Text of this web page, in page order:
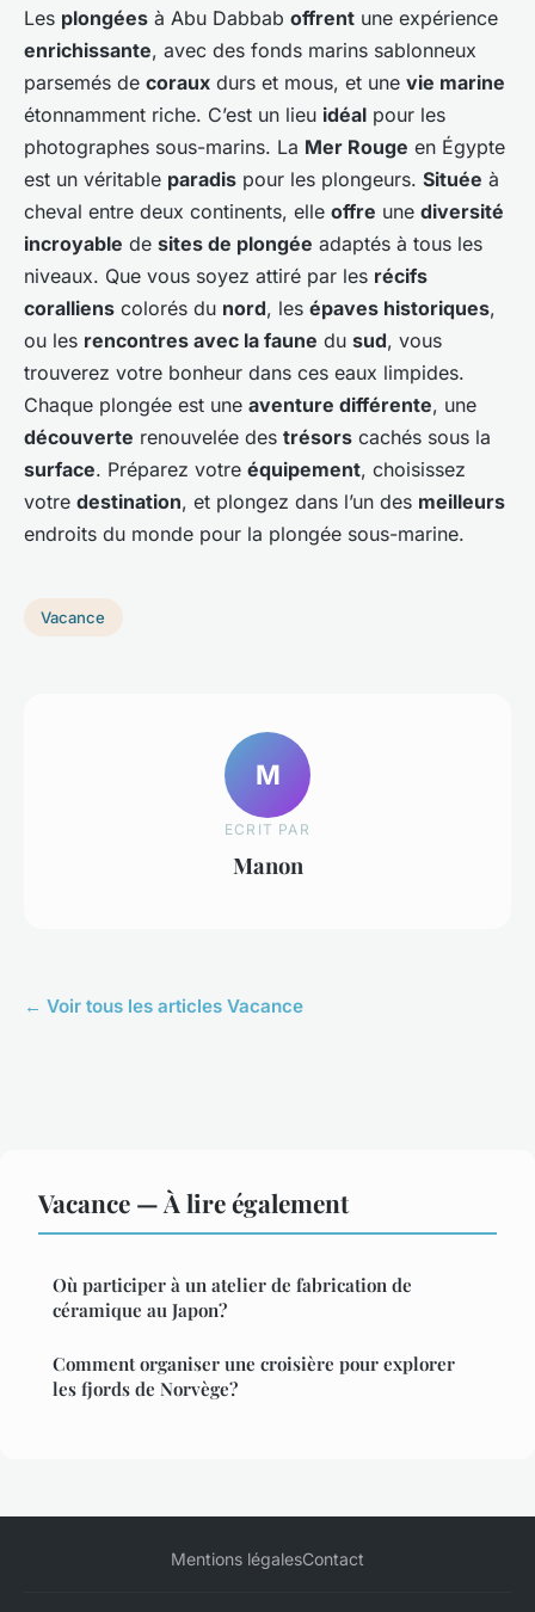
Les plongées à Abu Dabbab offrent une expérience
enrichissante, avec des fonds marins sablonneux
parsemés de coraux durs et mous, et une vie marine
étonnamment riche. C’est un lieu idéal pour les
photographes sous-marins. La Mer Rouge en Égypte
est un véritable paradis pour les plongeurs. Située à
cheval entre deux continents, elle offre une diversité
incroyable de sites de plongée adaptés à tous les
niveaux. Que vous soyez attiré par les récifs
coralliens colorés du nord, les épaves historiques,
ou les rencontres avec la faune du sud, vous
trouverez votre bonheur dans ces eaux limpides.
Chaque plongée est une aventure différente, une
découverte renouvelée des trésors cachés sous la
surface. Préparez votre équipement, choisissez
votre destination, et plongez dans l’un des meilleurs
endroits du monde pour la plongée sous-marine.
Vacance
M
ECRIT PAR
Manon
← Voir tous les articles Vacance
Vacance — À lire également
Où participer à un atelier de fabrication de
céramique au Japon?
Comment organiser une croisière pour explorer
les fjords de Norvège?
Mentions légalesContact